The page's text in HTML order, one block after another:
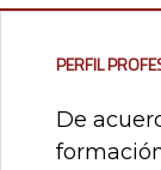
Perfil
De